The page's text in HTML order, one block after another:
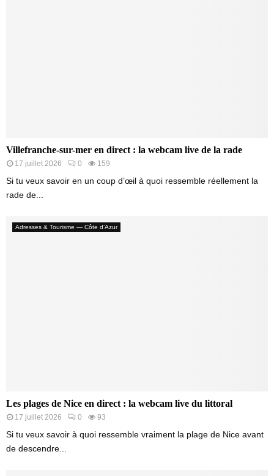
Villefranche-sur-mer en direct : la webcam live de la rade
17 juillet 2026 0 159
Si tu veux savoir en un coup d’œil à quoi ressemble réellement la
rade de...
Adresses & Tourisme — Côte d’Azur
Les plages de Nice en direct : la webcam live du littoral
17 juillet 2026 0 93
Si tu veux savoir à quoi ressemble vraiment la plage de Nice avant
de descendre...